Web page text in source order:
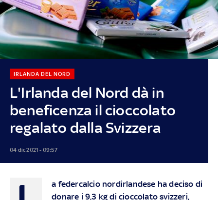
L'Irlanda del Nord dà in
beneficenza il cioccolato
regalato dalla Svizzera
IRLANDA DEL NORD
04 dic 2021 - 09:57
a federcalcio nordirlandese ha deciso di
donare i 9,3 kg di cioccolato svizzeri,